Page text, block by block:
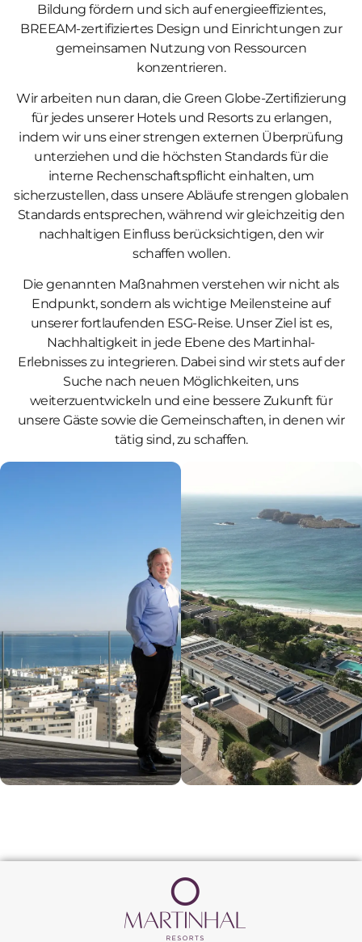
Bildung fördern und sich auf energieeffizientes,
BREEAM-zertifiziertes Design und Einrichtungen zur
gemeinsamen Nutzung von Ressourcen
konzentrieren.
Wir arbeiten nun daran, die Green Globe-Zertifizierung
für jedes unserer Hotels und Resorts zu erlangen,
indem wir uns einer strengen externen Überprüfung
unterziehen und die höchsten Standards für die
interne Rechenschaftspflicht einhalten, um
sicherzustellen, dass unsere Abläufe strengen globalen
Standards entsprechen, während wir gleichzeitig den
nachhaltigen Einfluss berücksichtigen, den wir
schaffen wollen.
Die genannten Maßnahmen verstehen wir nicht als
Endpunkt, sondern als wichtige Meilensteine auf
unserer fortlaufenden ESG-Reise. Unser Ziel ist es,
Nachhaltigkeit in jede Ebene des Martinhal-
Erlebnisses zu integrieren. Dabei sind wir stets auf der
Suche nach neuen Möglichkeiten, uns
weiterzuentwickeln und eine bessere Zukunft für
unsere Gäste sowie die Gemeinschaften, in denen wir
tätig sind, zu schaffen.